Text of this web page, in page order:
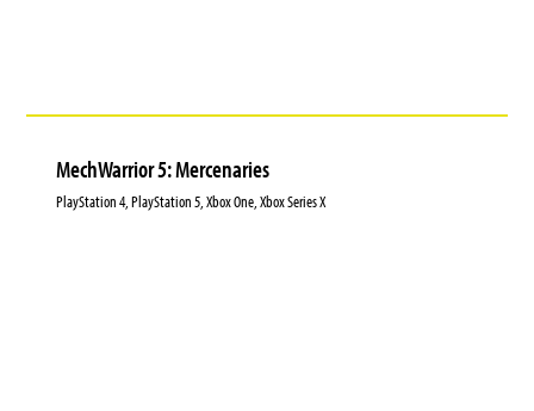
MechWarrior 5: Mercenaries
PlayStation 4, PlayStation 5, Xbox One, Xbox Series X